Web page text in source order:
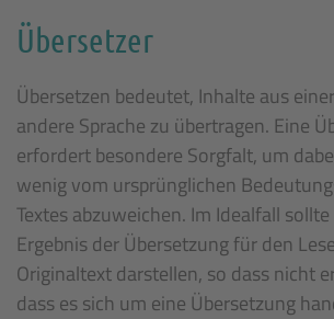
Übersetzer
Übersetzen bedeutet, Inhalte aus
andere Sprache zu übertragen. Eine
erfordert besondere Sorgfalt, um
wenig vom ursprünglichen
Textes abzuweichen. Im Idealfall
Ergebnis der Übersetzung für den
Originaltext darstellen, so dass nicht
dass es sich um eine Übersetzung